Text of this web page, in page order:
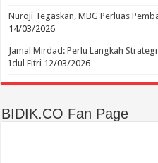
Nuroji Tegaskan, MBG Perluas
14/03/2026
Jamal Mirdad: Perlu Langkah
Idul Fitri 12/03/2026
BIDIK.CO Fan Page